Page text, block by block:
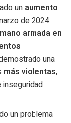
un aumento
de 2024.
armada en
una
más violentas,
inseguridad
un problema